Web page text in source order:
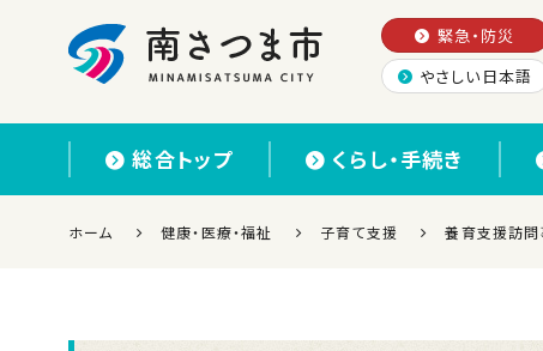
緊急・防災
やさしい日本語
総合トップ くらし・手続き
ホーム 健康・医療・福祉 子育て支援 養育支援訪問